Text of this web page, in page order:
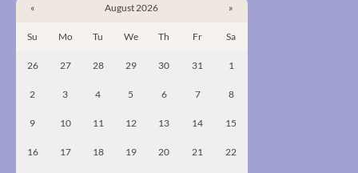
« August 2026 »
Su Mo Tu We Th Fr Sa
26 27 28 29 30 31 1
2 3 4 5 6 7 8
9 10 11 12 13 14 15
16 17 18 19 20 21 22